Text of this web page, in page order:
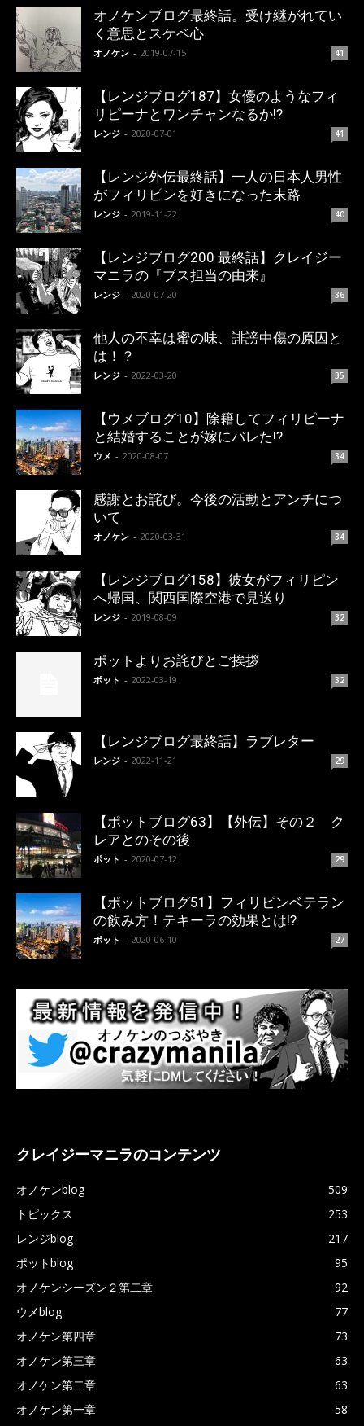
オノケンブログ最終話。受け継がれてい
く意思とスケベ心
オノケン - 2019-07-15 41
【レンジブログ187】女優のようなフィ
リピーナとワンチャンなるか!?
レンジ - 2020-07-01 41
【レンジ外伝最終話】一人の日本人男性
がフィリピンを好きになった末路
レンジ - 2019-11-22 40
【レンジブログ200 最終話】クレイジー
マニラの『ブス担当の由来』
レンジ - 2020-07-20 36
他人の不幸は蜜の味、誹謗中傷の原因と
は！？
レンジ - 2022-03-20 35
【ウメブログ10】除籍してフィリピーナ
と結婚することが嫁にバレた!?
ウメ - 2020-08-07 34
感謝とお詫び。今後の活動とアンチにつ
いて
オノケン - 2020-03-31 34
【レンジブログ158】彼女がフィリピン
へ帰国、関西国際空港で見送り
レンジ - 2019-08-09 32
ポットよりお詫びとご挨拶
ポット - 2022-03-19 32
【レンジブログ最終話】ラブレター
レンジ - 2022-11-21 29
【ポットブログ63】【外伝】その２ ク
レアとのその後
ポット - 2020-07-12 29
【ポットブログ51】フィリピンベテラン
の飲み方！テキーラの効果とは!?
ポット - 2020-06-10 27
クレイジーマニラのコンテンツ
オノケンblog
509
トピックス
253
レンジblog
217
ポットblog
95
オノケンシーズン２第二章
92
ウメblog
77
オノケン第四章
73
オノケン第三章
63
オノケン第二章
63
オノケン第一章
58